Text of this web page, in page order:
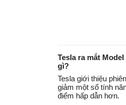
Tesla ra mắt
gì?
Tesla giới thiệu
giảm một số tính
điểm hấp dẫn hơn.